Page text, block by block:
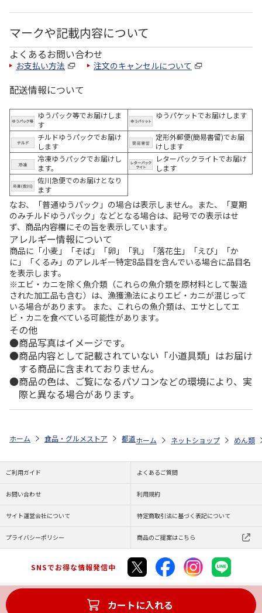
マークや記載内容について
よくあるお問い合わせ
お支払い方法 注文のキャンセルについて
配送情報について
ゆうパック等でお届けしま
す
ゆうパケットでお届けします
チルドゆうパックでお届け
します
定形外郵便(簡易書留)でお届
けします
冷凍ゆうパックでお届けし
ます。
レターパックライトでお届け
します
佐川急便でのお届けとなり
ます
なお、「普通ゆうパック」の場合は表示しません。また、「夏期
のみチルドゆうパック」などとなる場合は、記号での表示はせ
ず、商品内容欄にその旨を表示しています。
アレルギー情報について
商品に「小麦」「そば」「卵」「乳」「落花生」「えび」「か
に」「くるみ」のアレルギー特定8品目を含んでいる場合に品目名
を表示します。
※エビ・カニを除く魚介類（これらの魚介類を原材料として製造
された加工品も含む）は、漁獲漁法によりエビ・カニが混じって
いる場合があります。 また、これらの魚介類は、エサとしてエ
ビ・カニを食べている可能性があります。
その他
商品写真はイメージです。
商品内容として記載されていない「小道具類」はお届け
する商品に含まれておりません。
商品の色は、ご覧になるパソコンなどの環境により、実
際と異なる場合があります。
カートに入れる
ホーム 食品・グルメストア 都道府県から探す 長野県 信州味噌
ホーム ネットショップ めん類
ご利用ガイド よくあるご質問
お問い合わせ 利用規約
サイト運営会社について 特定商取引法に基づく表記について
プライバシーポリシー 商品のご提案はこちら
SNSでお得な情報発信中